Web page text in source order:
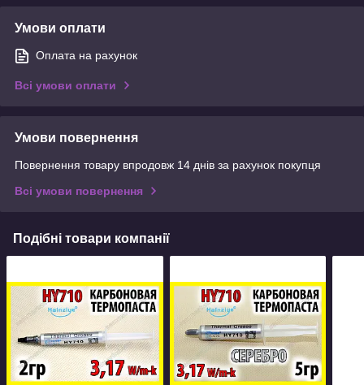
Умови оплати
Оплата на рахунок
Всі умови оплати
Умови повернення
Повернення товару впродовж 14 днів за рахунок покупця
Всі умови повернення
Подібні товари компанії